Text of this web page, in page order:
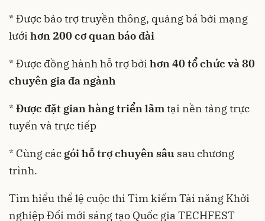
* Được bảo trợ truyền thông, quảng bá bởi mạng
lưới hơn 200 cơ quan báo đài
* Được đồng hành hỗ trợ bởi hơn 40 tổ chức và 80
chuyên gia đa ngành
*Được đặt gian hàng triển lãm tại nền tảng trực
tuyến và trực tiếp
* Cùng các gói hỗ trợ chuyên sâu sau chương
trình.
Tìm hiểu thể lệ cuộc thi Tìm kiếm Tài năng Khởi
nghiệp Đổi mới sáng tạo Quốc gia TECHFEST